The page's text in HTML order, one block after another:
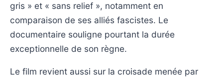
gris » et « sans relief », notamment en
comparaison de ses alliés fascistes. Le
documentaire souligne pourtant la durée
exceptionnelle de son règne.
Le film revient aussi sur la croisade menée par